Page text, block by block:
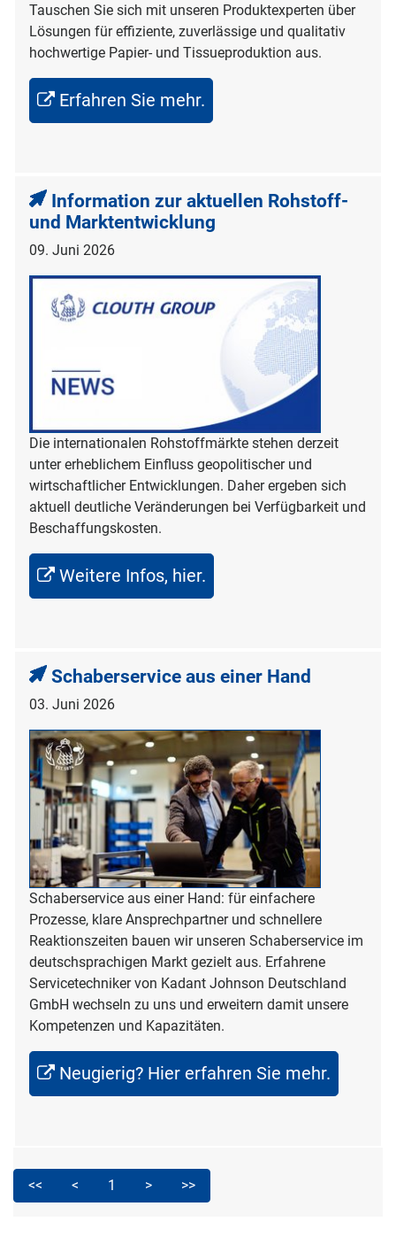
Tauschen Sie sich mit unseren Produktexperten über
Lösungen für effiziente, zuverlässige und qualitativ
hochwertige Papier- und Tissueproduktion aus.
Erfahren Sie mehr.
Information zur aktuellen Rohstoff-
und Marktentwicklung
09. Juni 2026
Die internationalen Rohstoffmärkte stehen derzeit
unter erheblichem Einfluss geopolitischer und
wirtschaftlicher Entwicklungen. Daher ergeben sich
aktuell deutliche Veränderungen bei Verfügbarkeit und
Beschaffungskosten.
Weitere Infos, hier.
Schaberservice aus einer Hand
03. Juni 2026
Schaberservice aus einer Hand: für einfachere
Prozesse, klare Ansprechpartner und schnellere
Reaktionszeiten bauen wir unseren Schaberservice im
deutschsprachigen Markt gezielt aus. Erfahrene
Servicetechniker von Kadant Johnson Deutschland
GmbH wechseln zu uns und erweitern damit unsere
Kompetenzen und Kapazitäten.
Neugierig? Hier erfahren Sie mehr.
<< < 1 > >>